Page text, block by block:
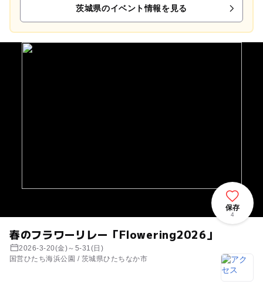
茨城県のイベント情報を見る
春のフラワーリレー「Flowering2026」
2026-3-20(金)～5-31(日)
国営ひたち海浜公園 / 茨城県ひたちなか市
保存
4